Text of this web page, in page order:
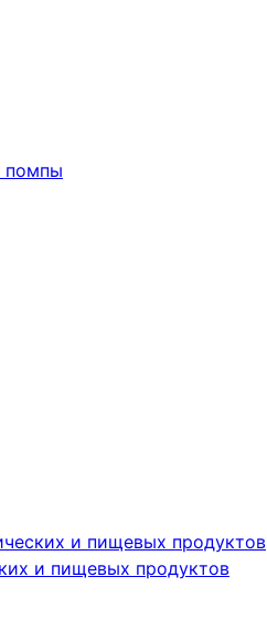
помпы
и пищевых продуктов
и пищевых продуктов